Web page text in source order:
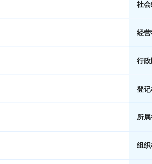
社会
经营
行政
登记
所
组织